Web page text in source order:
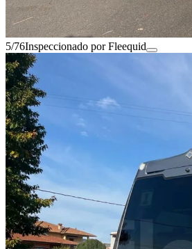
5/76Inspeccionado por Fleequid